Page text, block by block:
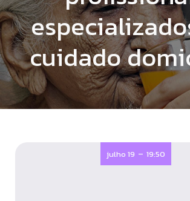
cuidado
julho 19 - 19:50